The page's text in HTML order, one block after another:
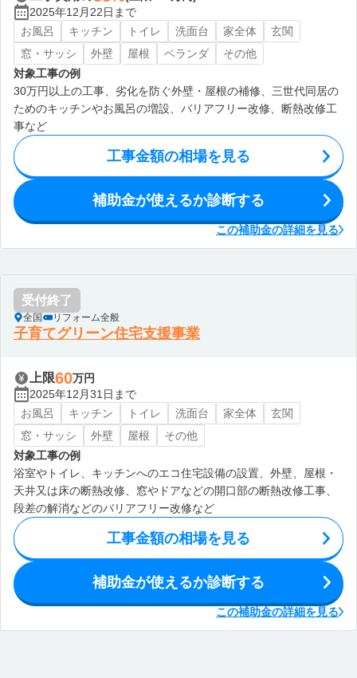
2025年12月22日まで
お風呂
キッチン トイレ 洗面台 家全体
玄関
窓・サッシ
外壁 屋根 ベランダ
その他
対象工事の例
30万円以上の工事、劣化を防ぐ外壁・屋根の補修、三世代同居の
ためのキッチンやお風呂の増設、バリアフリー改修、断熱改修工
事など
工事金額の相場を見る
補助金が使えるか診断する
この補助金の詳細を見る
受付終了
全国 リフォーム全般
子育てグリーン住宅支援事業
上限60万円
2025年12月31日まで
お風呂
キッチン トイレ 洗面台 家全体
玄関
窓・サッシ
外壁 屋根
その他
対象工事の例
浴室やトイレ、キッチンへのエコ住宅設備の設置、外壁、屋根・
天井又は床の断熱改修、窓やドアなどの開口部の断熱改修工事、
段差の解消などのバリアフリー改修など
工事金額の相場を見る
補助金が使えるか診断する
この補助金の詳細を見る